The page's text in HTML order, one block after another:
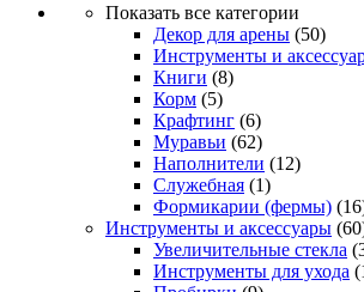
Показать все категории
Декор для арены (50)
Инструменты и
Книги (8)
Корм (5)
Крафтинг (6)
Муравьи (62)
Наполнители (12)
Служебная (1)
Формикарии (фермы)
Инструменты и аксессуары
Увеличительные стекла
Инструменты для ухода